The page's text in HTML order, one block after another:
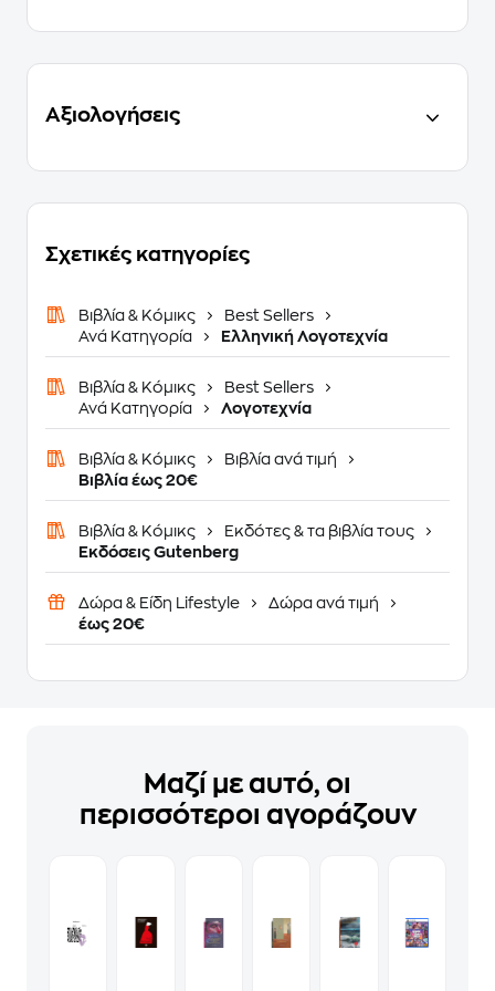
Αξιολογήσεις
Σχετικές κατηγορίες
Βιβλία & Κόμικς
Best Sellers
Ανά Κατηγορία
Ελληνική Λογοτεχνία
Βιβλία & Κόμικς
Best Sellers
Ανά Κατηγορία
Λογοτεχνία
Βιβλία & Κόμικς
Βιβλία ανά τιμή
Βιβλία έως 20€
Βιβλία & Κόμικς
Εκδότες & τα βιβλία τους
Εκδόσεις Gutenberg
Δώρα & Είδη Lifestyle
Δώρα ανά τιμή
έως 20€
Μαζί με αυτό, οι
περισσότεροι αγοράζουν